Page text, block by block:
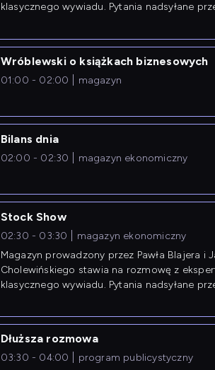
klasycznego wywiadu. Pytania nadsyłane
Wróblewski o książkach biznesowych
01:00 - 02:00 magazyn
Bilans dnia
02:00 - 02:30 magazyn ekonomiczny
Stock Show
02:30 - 03:30
magazyn ekonomiczny
Magazyn prowadzony przez Pawła Blajera i
Cholewińskiego stawia na rozmowę z
klasycznego wywiadu. Pytania nadsyłane
Dłuższa rozmowa
03:30 - 04:00
program publicystyczny